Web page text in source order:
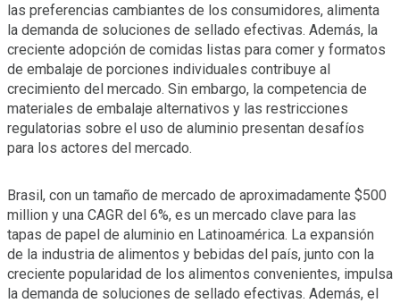
las preferencias cambiantes de los consumidores, alimenta
la demanda de soluciones de sellado efectivas. Además, la
creciente adopción de comidas listas para comer y formatos
de embalaje de porciones individuales contribuye al
crecimiento del mercado. Sin embargo, la competencia de
materiales de embalaje alternativos y las restricciones
regulatorias sobre el uso de aluminio presentan desafíos
para los actores del mercado.
Brasil, con un tamaño de mercado de aproximadamente $500
million y una CAGR del 6%, es un mercado clave para las
tapas de papel de aluminio en Latinoamérica. La expansión
de la industria de alimentos y bebidas del país, junto con la
creciente popularidad de los alimentos convenientes, impulsa
la demanda de soluciones de sellado efectivas. Además, el